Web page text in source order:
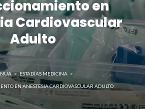
en
Cardiovascular
Adulto
> ESTADÍAS MEDICINA >
EN ANESTESIA CARDIOVASCULAR ADULTO